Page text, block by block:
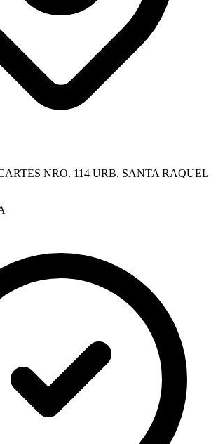
NRO. 114 URB. SANTA RAQUEL